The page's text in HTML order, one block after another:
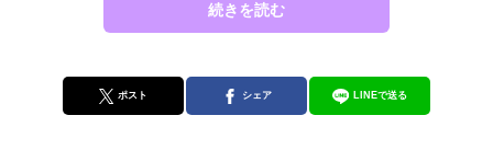
続きを読む
ポスト シェア LINEで送る